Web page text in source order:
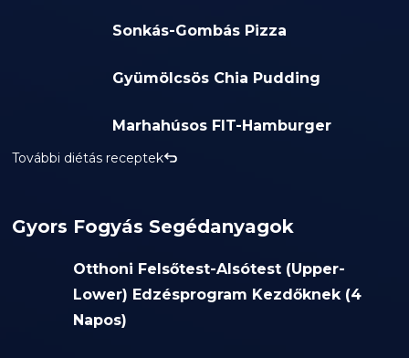
Sonkás-Gombás Pizza
Gyümölcsös Chia Pudding
Marhahúsos FIT-Hamburger
További diétás receptek
Gyors Fogyás Segédanyagok
Otthoni Felsőtest-Alsótest (Upper-
Lower) Edzésprogram Kezdőknek (4
Napos)